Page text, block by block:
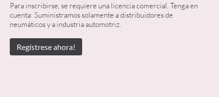
Para inscribirse, se requiere una licencia comercial. Tenga en
cuenta: Suministramos solamente a distribuidores de
neumáticos y a industria automotriz.
Regístrese ahora!